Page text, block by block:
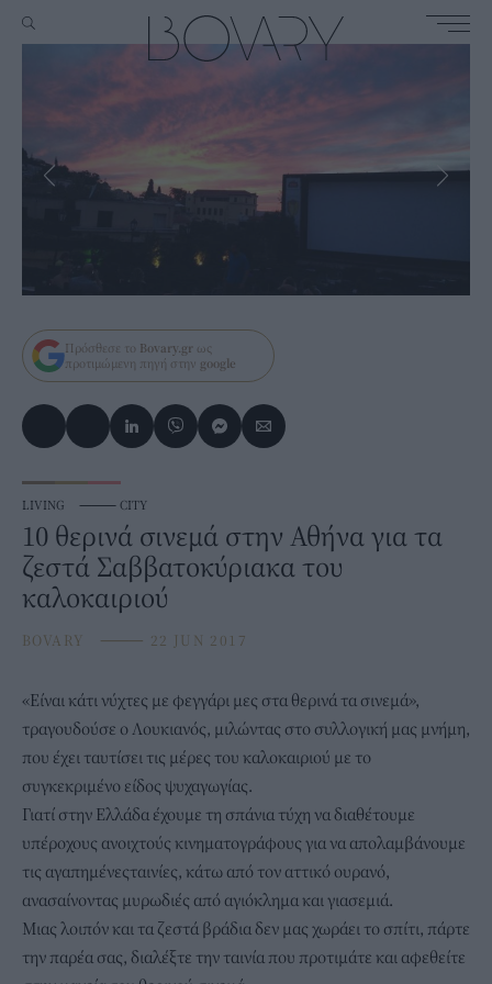
Πρόσθεσε το Bovary.gr ως
προτιμώμενη πηγή στην google
LIVING ⸻ CITY
10 θερινά σινεμά στην Αθήνα για τα
ζεστά Σαββατοκύριακα του
καλοκαιριού
BOVARY ⸻ 22 JUN 2017
«Είναι κάτι νύχτες με φεγγάρι μες στα θερινά τα σινεμά»,
τραγουδούσε ο Λουκιανός, μιλώντας στο συλλογική μας μνήμη,
που έχει ταυτίσει τις μέρες του καλοκαιριού με το
συγκεκριμένο είδος ψυχαγωγίας.
Γιατί στην Ελλάδα έχουμε τη σπάνια τύχη να διαθέτουμε
υπέροχους ανοιχτούς κινηματογράφους για να απολαμβάνουμε
τις αγαπημένεςταινίες, κάτω από τον αττικό ουρανό,
ανασαίνοντας μυρωδιές από αγιόκλημα και γιασεμιά.
Μιας λοιπόν και τα ζεστά βράδια δεν μας χωράει το σπίτι, πάρτε
την παρέα σας, διαλέξτε την ταινία που προτιμάτε και αφεθείτε